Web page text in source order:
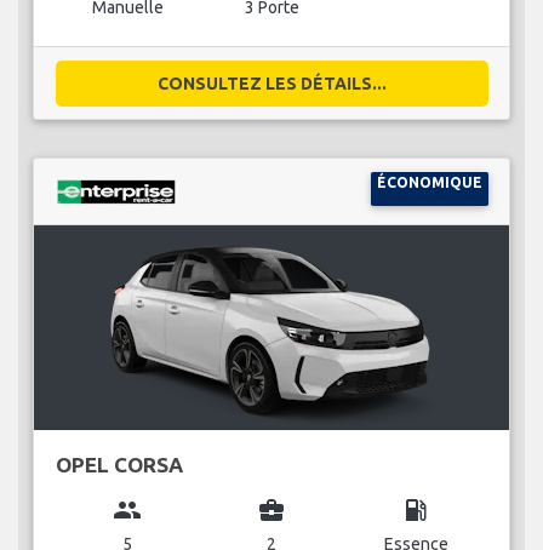
Manuelle 3 Porte
CONSULTEZ LES DÉTAILS...
ÉCONOMIQUE
OPEL CORSA
group
5
business_center
2
local_gas_station
Essence